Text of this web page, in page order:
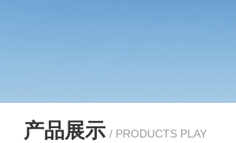
产品展示 / PRODUCTS PLAY